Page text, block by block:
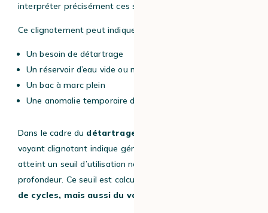
interpréter précisément ces signaux.
Ce clignotement peut indiquer :
Un besoin de détartrage
Un réservoir d’eau vide ou mal positionné
Un bac à marc plein
Une anomalie temporaire du système
Dans le cadre du détartrage Krups Sensation
voyant clignotant indique généralement que la machine a
atteint un seuil d’utilisation nécessitant un nettoyage en
profondeur. Ce seuil est calculé
de cycles, mais aussi du volume d’eau utilisé